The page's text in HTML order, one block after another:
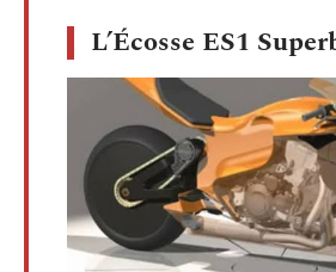
L’Écosse ES1